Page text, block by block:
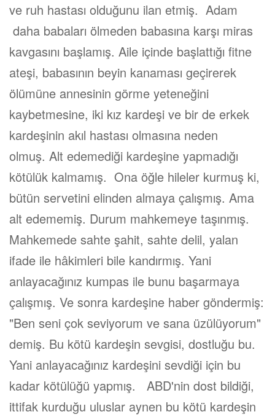
ve ruh hastası olduğunu ilan etmiş. Adam
daha babaları ölmeden babasına karşı miras
kavgasını başlamış. Aile içinde başlattığı fitne
ateşi, babasının beyin kanaması geçirerek
ölümüne annesinin görme yeteneğini
kaybetmesine, iki kız kardeşi ve bir de erkek
kardeşinin akıl hastası olmasına neden
olmuş. Alt edemediği kardeşine yapmadığı
kötülük kalmamış. Ona öğle hileler kurmuş ki,
bütün servetini elinden almaya çalışmış. Ama
alt edememiş. Durum mahkemeye taşınmış.
Mahkemede sahte şahit, sahte delil, yalan
ifade ile hâkimleri bile kandırmış. Yani
anlayacağınız kumpas ile bunu başarmaya
çalışmış. Ve sonra kardeşine haber göndermiş:
"Ben seni çok seviyorum ve sana üzülüyorum"
demiş. Bu kötü kardeşin sevgisi, dostluğu bu.
Yani anlayacağınız kardeşini sevdiği için bu
kadar kötülüğü yapmış. ABD'nin dost bildiği,
ittifak kurduğu uluslar aynen bu kötü kardeşin